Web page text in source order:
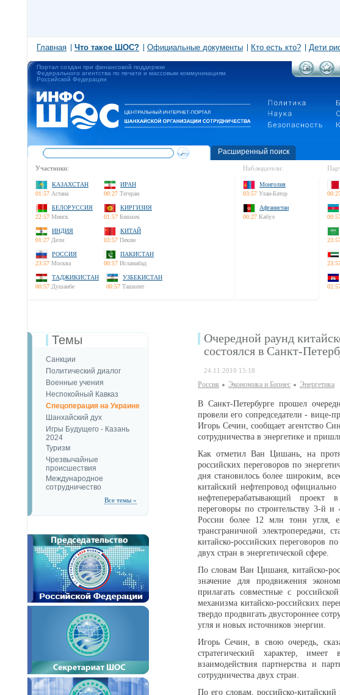
Главная Что такое ШОС? Официальные документы Кто есть кто? Дети
Портал создан при финансовой поддержке
Федерального агентства по печати и массовым коммуникациям
Российской Федерации
Расширенный поиск
Участники:
КАЗАХСТАН
01:57 Астана
ИРАН
00:27 Тегеран
БЕЛОРУССИЯ
22:57 Минск
КИРГИЗИЯ
01:57 Бишкек
ИНДИЯ
01:27 Дели
КИТАЙ
03:57 Пекин
РОССИЯ
23:57 Москва
ПАКИСТАН
00:57 Исламабад
ТАДЖИКИСТАН
00:57 Душанбе
УЗБЕКИСТАН
00:57 Ташкент
Наблюдатели:
Монголия
03:57 Улан-Батор
Афганистан
00:27 Кабул
Темы
Санкции
Политический диалог
Военные учения
Неспокойный Кавказ
Спецоперация на Украине
Шанхайский дух
Игры Будущего - Казань
2024
Туризм
Чрезвычайные
происшествия
Международное
сотрудничество
Все темы »
Очередной раунд
состоялся в Санкт-
24.11.2010 15:18
Россия Экономика и Бизнес Энергетика
В Санкт-Петербурге прошел
провели его сопредседатели - вице-
Игорь Сечин, сообщает агентство
сотрудничества в энергетике и
Как отметил Ван Цишань, на
российских переговоров по
дня становилось более широким,
китайский нефтепровод официально
нефтеперерабатывающий проект
переговоры по строительству 3-й
России более 12 млн тонн угля,
трансграничной электропередачи,
китайско-российских переговоров
двух стран в энергетической сфере.
По словам Ван Цишаня, китайско-
значение для продвижения
прилагать совместные с
механизма китайско-российских
твердо продвигать двустороннее
угля и новых источников энергии.
Игорь Сечин, в свою очередь,
стратегический характер, имеет
взаимодействия партнерства и
сотрудничества двух стран.
По его словам, российско-